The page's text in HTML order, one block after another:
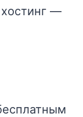
хостинг —